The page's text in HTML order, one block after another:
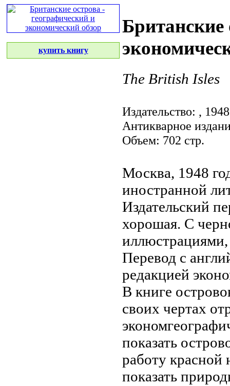
купить книгу
Британские
The British Isles
Издательство: ,
Антикварное
Объем: 702 стр.
Москва, 1948
иностранной
Издательский
хорошая. С
Перевод с
редакцией
В книге
своих чертах
показать
работу
показать